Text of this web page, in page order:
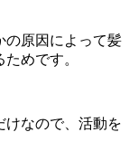
の原因によって髪
めです。
けなので、活動を